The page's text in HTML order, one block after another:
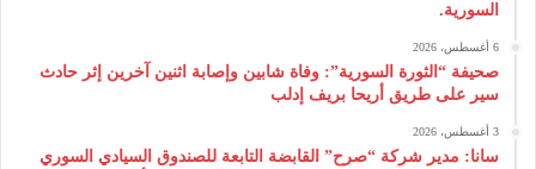
السورية.
6 أغسطس، 2026
صحيفة “الثورة السورية”: وفاة شابين وإصابة اثنين آخرين إثر حادث
سير على طريق أريحا بريف إدلب
3 أغسطس، 2026
سانا: مدير شركة “صرح” القابضة التابعة للصندوق السيادي السوري